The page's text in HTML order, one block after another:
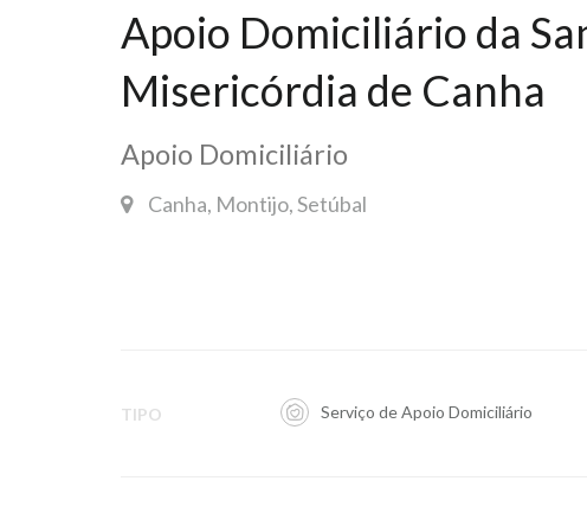
Apoio Domiciliário da
Misericórdia de Canha
Apoio Domiciliário
Canha, Montijo, Setúbal
TIPO Serviço de Apoio Domiciliário